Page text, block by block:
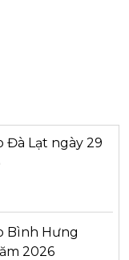
Lạt ngày 29
Bình Hưng
2026